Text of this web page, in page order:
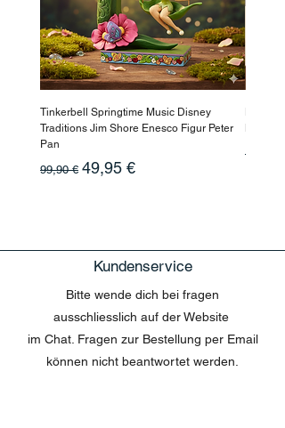
Tinkerbell Springtime Music Disney
Traditions Jim Shore Enesco Figur Peter
Pan
Standardpreis
99,90 € Sale-Preis
49,95 €
10,90 €
Kundenservice
Bitte wende dich bei fragen
ausschliesslich auf der Website
im Chat. Fragen zur Bestellung per Email
können nicht beantwortet werden.